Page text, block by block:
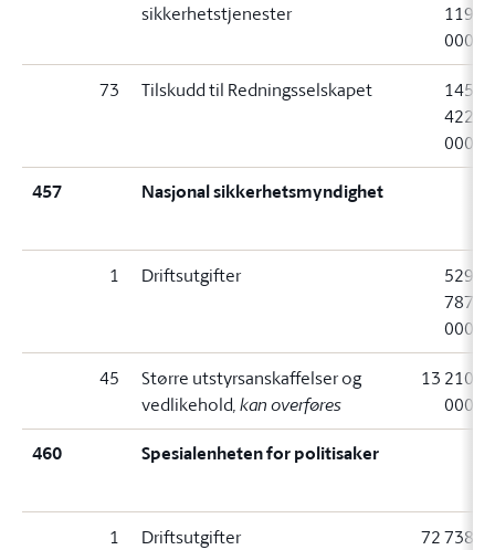
sikkerhetstjenester
119
000
73 Tilskudd til Redningsselskapet
145
422
000
457 Nasjonal sikkerhetsmyndighet
1 Driftsutgifter
529
787
000
45
Større utstyrsanskaffelser og
vedlikehold, kan overføres
13 210
000
460 Spesialenheten for politisaker
1 Driftsutgifter
72 738